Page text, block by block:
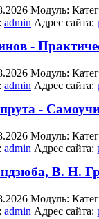
Модуль:
admin Адрес сайта:
-
Модуль:
admin Адрес сайта:
-
Модуль:
admin Адрес сайта:
В. Н.
Модуль:
admin Адрес сайта: